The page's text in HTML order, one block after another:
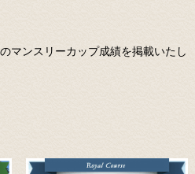
マンスリーカップ成績を掲載いたし